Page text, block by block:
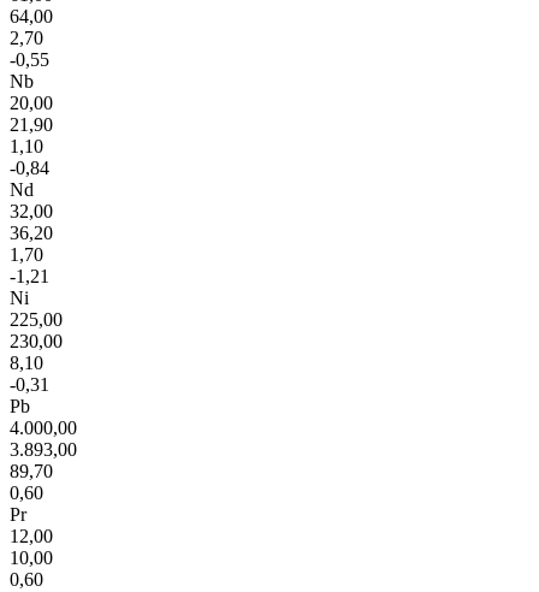
64,00
2,70
-0,55
Nb
20,00
21,90
1,10
-0,84
Nd
32,00
36,20
1,70
-1,21
Ni
225,00
230,00
8,10
-0,31
Pb
4.000,00
3.893,00
89,70
0,60
Pr
12,00
10,00
0,60